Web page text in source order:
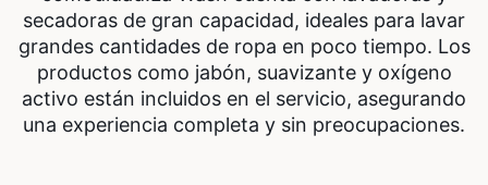
secadoras de gran capacidad, ideales para lavar
grandes cantidades de ropa en poco tiempo. Los
productos como jabón, suavizante y oxígeno
activo están incluidos en el servicio, asegurando
una experiencia completa y sin preocupaciones.